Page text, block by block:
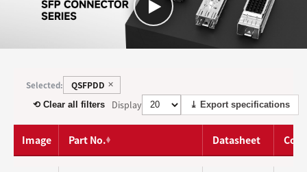
Selected: QSFPDD ✕
⟲ Clear all filters Display ⤓ Export specifications
Image Part No. Datasheet